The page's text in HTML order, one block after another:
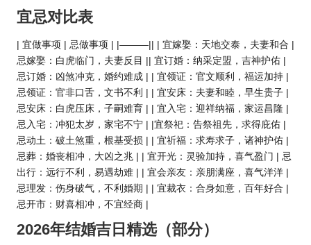
宜忌对比表
| 宜做事项 | 忌做事项 | |———|| | 宜嫁娶：天地交泰，夫妻和合 |
忌嫁娶：白虎临门，夫妻反目 || 宜订婚：纳采定盟，吉神护佑 |
忌订婚：凶煞冲克，婚约难成 | | 宜领证：官文顺利，福运加持 |
忌领证：官非口舌，文书不利 | | 宜安床：夫妻和睦，早生贵子 |
忌安床：白虎压床，子嗣难育 | | 宜入宅：迎祥纳福，家运昌隆 |
忌入宅：冲犯太岁，家宅不宁 | |宜祭祀：告祭祖先，求得庇佑 |
忌动土：破土煞重，根基受损 | | 宜祈福：求寿求子，诸神护佑 |
忌葬：婚丧相冲，大凶之兆 | | 宜开光：灵验加持，喜气盈门 | 忌
出行：远行不利，易遇劫难 | | 宜会亲友：亲朋满座，喜气洋洋 |
忌理发：伤身破气，不利婚期 | | 宜裁衣：合身如意，百年好合 |
忌开市：财喜相冲，不宜经商 |
2026年结婚吉日精选（部分）